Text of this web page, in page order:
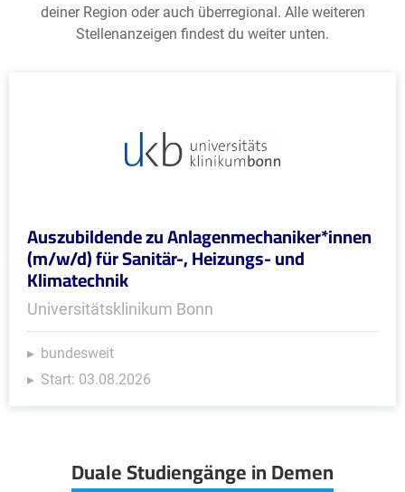
deiner Region oder auch überregional. Alle weiteren
Stellenanzeigen findest du weiter unten.
Auszubildende zu Anlagenmechaniker*innen
(m/w/d) für Sanitär-, Heizungs- und
Klimatechnik
Universitätsklinikum Bonn
bundesweit
Start: 03.08.2026
Duale Studiengänge in Demen